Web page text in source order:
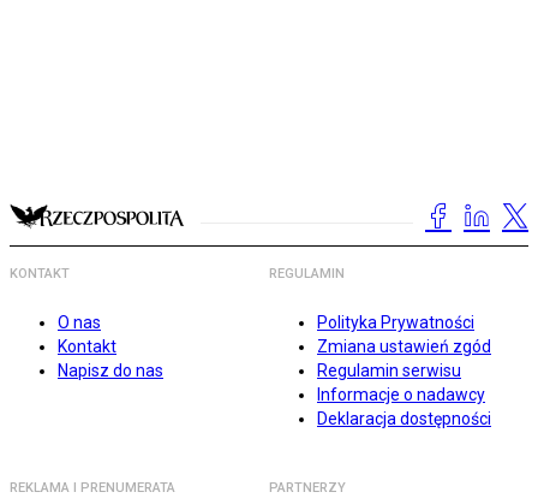
KONTAKT
O nas
Kontakt
Napisz do nas
REGULAMIN
Polityka Prywatności
Zmiana ustawień zgód
Regulamin serwisu
Informacje o nadawcy
Deklaracja dostępności
REKLAMA I PRENUMERATA PARTNERZY